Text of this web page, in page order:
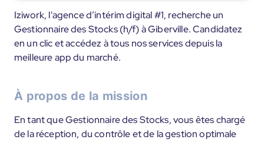
Iziwork, l'agence d’intérim digital #1, recherche un
Gestionnaire des Stocks (h/f) à Giberville. Candidatez
en un clic et accédez à tous nos services depuis la
meilleure app du marché.
À propos de la mission
En tant que Gestionnaire des Stocks, vous êtes chargé
de la réception, du contrôle et de la gestion optimale